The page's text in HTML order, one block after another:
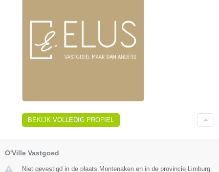
BEKIJK VOLLEDIG PROFIEL
O'Ville Vastgoed
Niet gevestigd in de plaats Montenaken en in de provincie Limburg.